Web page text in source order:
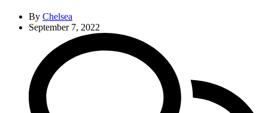
By Chelsea
September 7, 2022